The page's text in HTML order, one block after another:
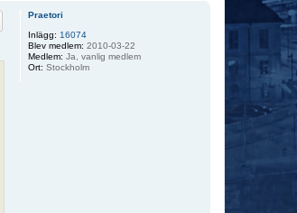
Praetori
Inlägg: 16074
Blev medlem: 2010-03-22
Medlem: Ja, vanlig medlem
Ort: Stockholm